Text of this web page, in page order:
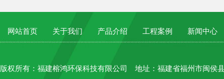
网站首页 关于我们 产品介绍 工程案例 新闻中心
版权所有： 福建榕鸿环保科技有限公司
地址：福建省福州市闽侯